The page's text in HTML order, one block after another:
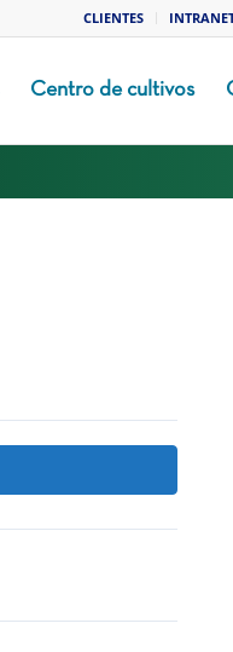
CLIENTES
Centro de cultivos